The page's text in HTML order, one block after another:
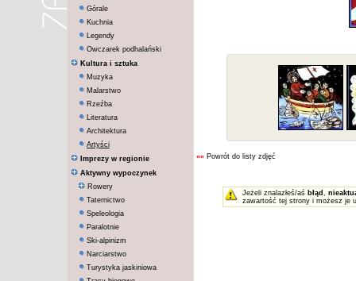
Górale
Kuchnia
Legendy
Owczarek podhalański
Kultura i sztuka
Muzyka
Malarstwo
Rzeźba
Literatura
Architektura
Artyści
Imprezy w regionie
Aktywny wypoczynek
Rowery
Taternictwo
Speleologia
Paralotnie
Ski-alpinizm
Narciarstwo
Turystyka jaskiniowa
«« Powrót do listy zdjęć
Jeżeli znalazłeś/aś błąd ,
zawartość tej strony i możesz je